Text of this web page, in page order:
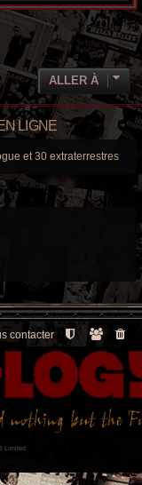
ALLER À
LIGNE
et 30 extraterrestres
contacter
Limited